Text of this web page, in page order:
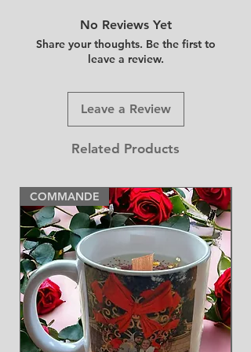
No Reviews Yet
Share your thoughts. Be the first to
leave a review.
Leave a Review
Related Products
COMMANDE